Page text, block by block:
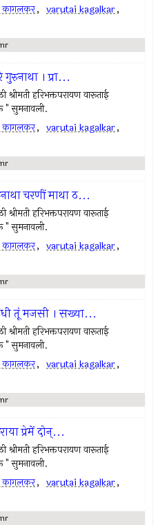
कागलकर, varutai kagalkar,
। प्रा...
हरिभक्तपरायण वारूताई
सुमनावली.
कागलकर, varutai kagalkar,
चरणीं माथा ठ...
हरिभक्तपरायण वारूताई
सुमनावली.
कागलकर, varutai kagalkar,
तूं मजसी । सख्या...
हरिभक्तपरायण वारूताई
सुमनावली.
कागलकर, varutai kagalkar,
प्रेमें दोन्...
हरिभक्तपरायण वारूताई
सुमनावली.
कागलकर, varutai kagalkar,